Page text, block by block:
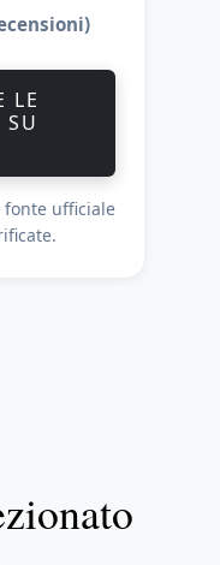
LE
SU
ufficiale